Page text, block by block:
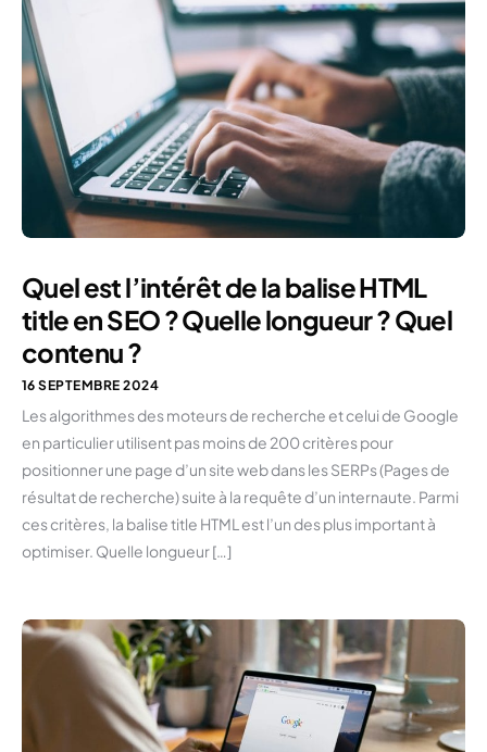
Quel est l’intérêt de la balise HTML
title en SEO ? Quelle longueur ? Quel
contenu ?
16 SEPTEMBRE 2024
Les algorithmes des moteurs de recherche et celui de Google
en particulier utilisent pas moins de 200 critères pour
positionner une page d’un site web dans les SERPs (Pages de
résultat de recherche) suite à la requête d’un internaute. Parmi
ces critères, la balise title HTML est l’un des plus important à
optimiser. Quelle longueur […]